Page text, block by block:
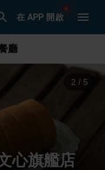
在 APP 開啟
廳
3 / 5
心旗艦店